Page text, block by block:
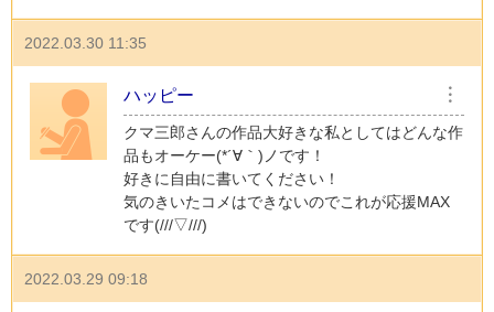
2022.03.30 11:35
ハッピー ︙
クマ三郎さんの作品大好きな私としてはどんな作
品もオーケー(*´∀｀)ノです！
好きに自由に書いてください！
気のきいたコメはできないのでこれが応援MAX
です(///▽///)
2022.03.29 09:18